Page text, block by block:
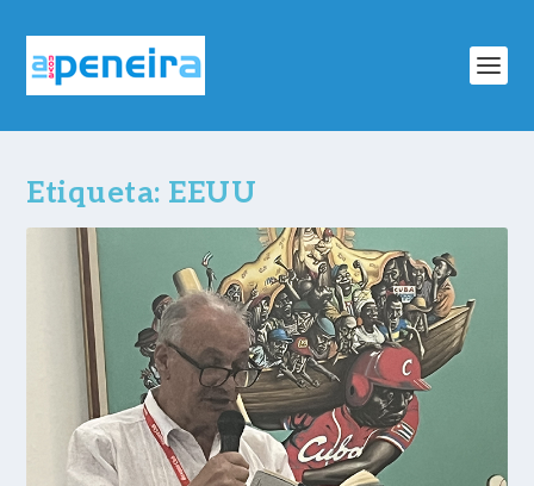
Etiqueta: EEUU